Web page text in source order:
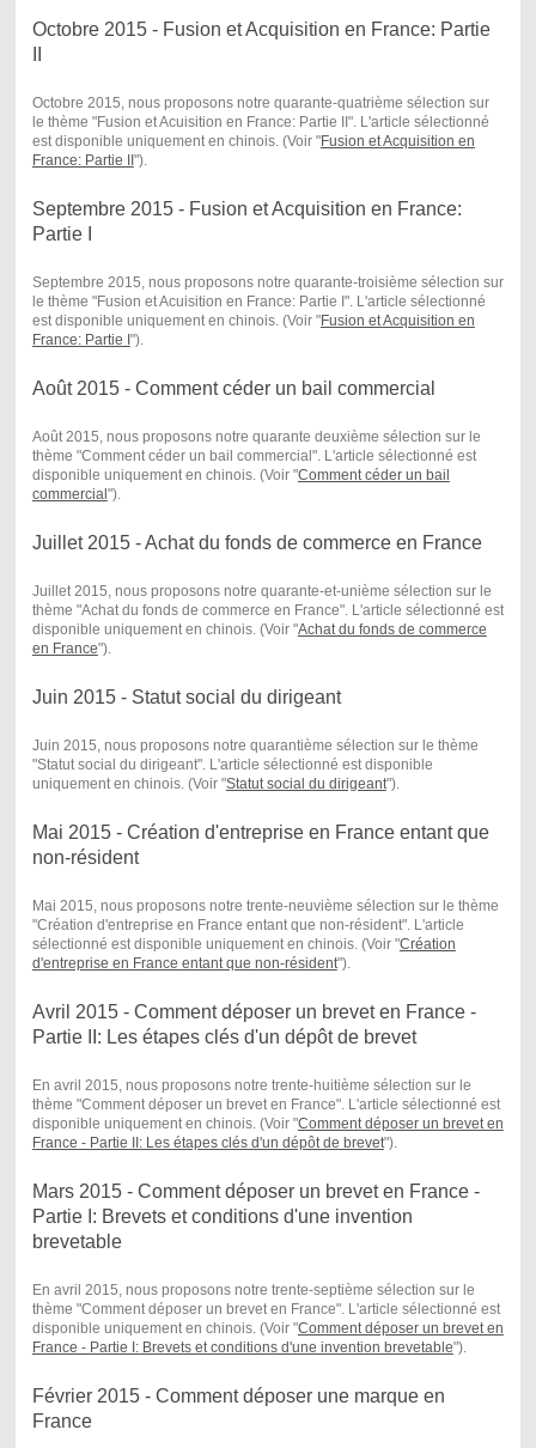
Octobre 2015 - Fusion et Acquisition en France: Partie
Octobre 2015, nous proposons notre quarante-quatrième sélection sur
le thème "Fusion et Acuisition en France: Partie II". L'article sélectionné
est disponible uniquement en chinois. (Voir "Fusion et Acquisition en
France: Partie II ") .
Septembre 2015 - Fusion et Acquisition en France:
Partie I
Septembre 2015, nous proposons notre quarante-troisième sélection sur
le thème "Fusion et Acuisition en France: Partie I". L'article sélectionné
est disponible uniquement en chinois. (Voir "Fusion et Acquisition en
France: Partie I ") .
Août 2015 - Comment céder un bail commercial
Août 2015, nous proposons notre quarante deuxième sélection sur le
thème "Comment céder un bail commercial". L'article sélectionné est
disponible uniquement en chinois. (Voir "Comment céder un bail
commercial ") .
Juillet 2015 - Achat du fonds de commerce en France
Juillet 2015, nous proposons notre quarante-et-unième sélection sur le
thème "Achat du fonds de commerce en France". L'article sélectionné est
disponible uniquement en chinois. (Voir "Achat du fonds de commerce
en France") .
Juin 2015 - Statut social du dirigeant
Juin 2015, nous proposons notre quarantième sélection sur le thème
"Statut social du dirigeant". L'article sélectionné est disponible
uniquement en chinois. (Voir "Statut social du dirigeant") .
Mai 2015 - Création d'entreprise en France entant que
non-résident
Mai 2015, nous proposons notre trente-neuvième sélection sur le thème
"Création d'entreprise en France entant que non-résident". L'article
sélectionné est disponible uniquement en chinois. (Voir "Création
d'entreprise en France entant que non-résident") .
Avril 2015 - Comment déposer un brevet en France -
Partie II: Les étapes clés d'un dépôt de brevet
En avril 2015, nous proposons notre trente-huitième sélection sur le
thème "Comment déposer un brevet en France". L'article sélectionné est
disponible uniquement en chinois. (Voir "Comment déposer un brevet en
France - Partie II: Les étapes clés d'un dépôt de brevet") .
Mars 2015 - Comment déposer un brevet en France -
Partie I: Brevets et conditions d'une invention
brevetable
En avril 2015, nous proposons notre trente-septième sélection sur le
thème "Comment déposer un brevet en France". L'article sélectionné est
disponible uniquement en chinois. (Voir "Comment déposer un brevet en
France - Partie I: Brevets et conditions d'une invention brevetable") .
Février 2015 - Comment déposer une marque en
France